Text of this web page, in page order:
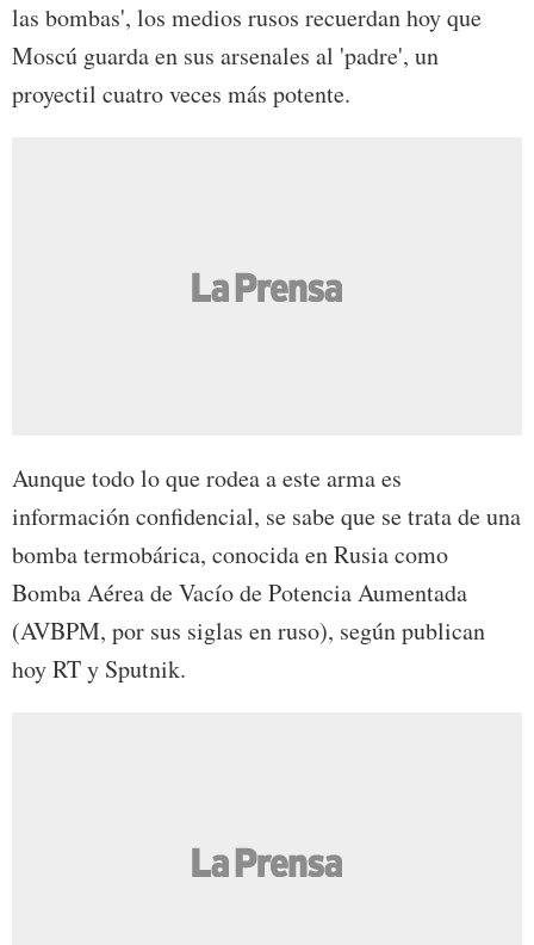
las bombas', los medios rusos recuerdan hoy que
Moscú guarda en sus arsenales al 'padre', un
proyectil cuatro veces más potente.
Aunque todo lo que rodea a este arma es
información confidencial, se sabe que se trata de una
bomba termobárica, conocida en Rusia como
Bomba Aérea de Vacío de Potencia Aumentada
(AVBPM, por sus siglas en ruso), según publican
hoy RT y Sputnik.